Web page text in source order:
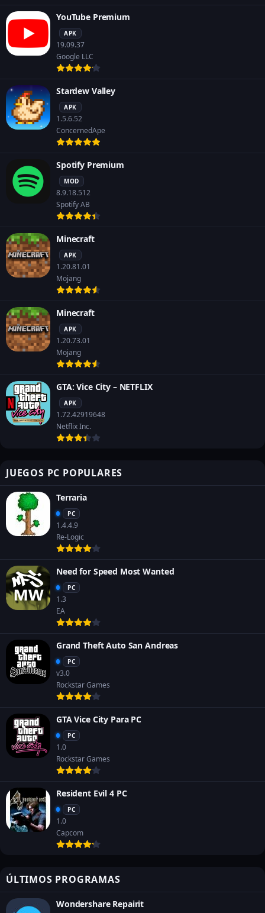
YouTube Premium
APK
19.09.37
Google LLC
Stardew Valley
APK
1.5.6.52
ConcernedApe
Spotify Premium
MOD
8.9.18.512
Spotify AB
Minecraft
APK
1.20.81.01
Mojang
Minecraft
APK
1.20.73.01
Mojang
GTA: Vice City – NETFLIX
APK
1.72.42919648
Netflix Inc.
JUEGOS PC POPULARES
Terraria
PC
1.4.4.9
Re-Logic
Need for Speed Most Wanted
PC
1.3
EA
Grand Theft Auto San Andreas
PC
v3.0
Rockstar Games
GTA Vice City Para PC
PC
1.0
Rockstar Games
Resident Evil 4 PC
PC
1.0
Capcom
ÚLTIMOS PROGRAMAS
Wondershare Repairit